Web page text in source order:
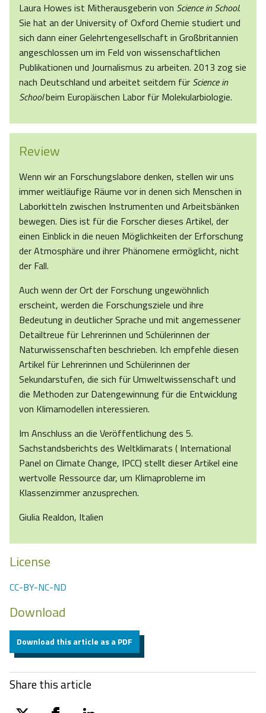
Laura Howes ist Mitherausgeberin von Science in School.
Sie hat an der University of Oxford Chemie studiert und
sich dann einer Gelehrtengesellschaft in Großbritannien
angeschlossen um im Feld von wissenschaftlichen
Publikationen und Journalismus zu arbeiten. 2013 zog sie
nach Deutschland und arbeitet seitdem für Science in
Schoolbeim Europäischen Labor für Molekularbiologie.
Review
Wenn wir an Forschungslabore denken, stellen wir uns
immer weitläufige Räume vor in denen sich Menschen in
Laborkitteln zwischen Instrumenten und Arbeitsbänken
bewegen. Dies ist für die Forscher dieses Artikel, der
einen Einblick in die neuen Möglichkeiten der Erforschung
der Atmosphäre und ihrer Phänomene ermöglicht, nicht
der Fall.
Auch wenn der Ort der Forschung ungewöhnlich
erscheint, werden die Forschungsziele und ihre
Bedeutung in deutlicher Sprache und mit angemessener
Detailtreue für Lehrerinnen und Schülerinnen der
Naturwissenschaften beschrieben. Ich empfehle diesen
Artikel für Lehrerinnen und Schülerinnen der
Sekundarstufen, die sich für Umweltwissenschaft und
die Methoden zur Datengewinnung für die Entwicklung
von Klimamodellen interessieren.
Im Anschluss an die Veröffentlichung des 5.
Sachstandsberichts des Weltklimarats ( International
Panel on Climate Change, IPCC) stellt dieser Artikel eine
wertvolle Ressource dar, um Klimaprobleme im
Klassenzimmer anzusprechen.
Giulia Realdon, Italien
License
CC-BY-NC-ND
Download
Download this article as a PDF
Share this article